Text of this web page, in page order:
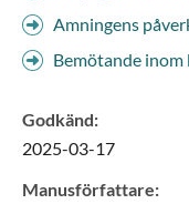
Amningens
Bemötande
Godkänd:
2025-03-17
Manusförfattare: